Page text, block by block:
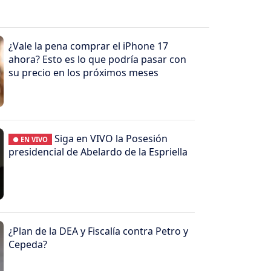
¿Vale la pena comprar el iPhone 17
ahora? Esto es lo que podría pasar con
su precio en los próximos meses
● EN VIVO
Siga en VIVO la Posesión
presidencial de Abelardo de la Espriella
¿Plan de la DEA y Fiscalía contra Petro y
Cepeda?